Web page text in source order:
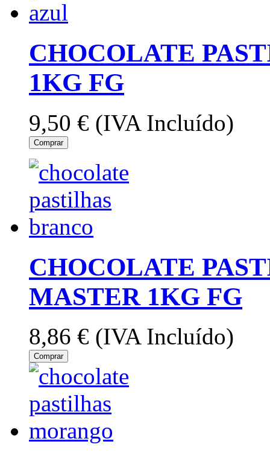
CHOCOLATE
1KG FG
9,50 € (IVA Incluído)
Comprar
CHOCOLATE
MASTER 1KG FG
8,86 € (IVA Incluído)
Comprar